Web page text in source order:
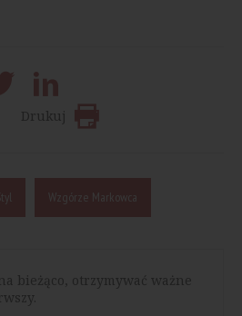
Drukuj
Wzgórze Markowca
bieżąco, otrzymywać ważne